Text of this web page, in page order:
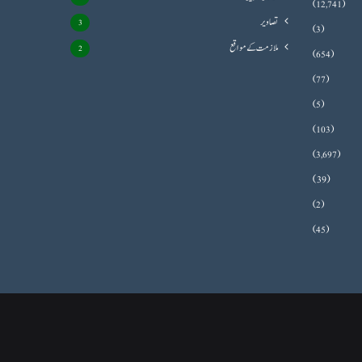
(12,741)
(3)
(654)
(77)
(5)
(103)
(3,697)
(39)
(2)
(45)
تصاویر 3
ملازمت کے مواقع 2